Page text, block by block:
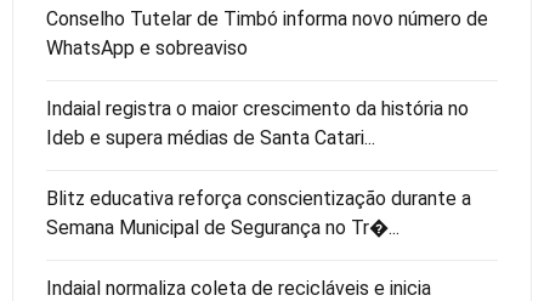
Conselho Tutelar de Timbó informa novo número de
WhatsApp e sobreaviso
Indaial registra o maior crescimento da história no
Ideb e supera médias de Santa Catari...
Blitz educativa reforça conscientização durante a
Semana Municipal de Segurança no Tr�...
Indaial normaliza coleta de recicláveis e inicia